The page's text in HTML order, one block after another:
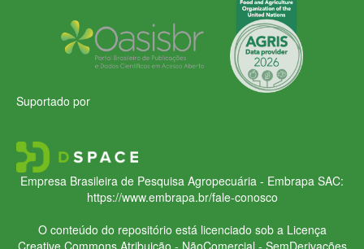
Suportado por
Empresa Brasileira de Pesquisa Agropecuária - Embrapa SAC:
https://www.embrapa.br/fale-conosco
O conteúdo do repositório está licenciado sob a Licença
Creative CommonsAtribuição - NãoComercial - SemDerivações